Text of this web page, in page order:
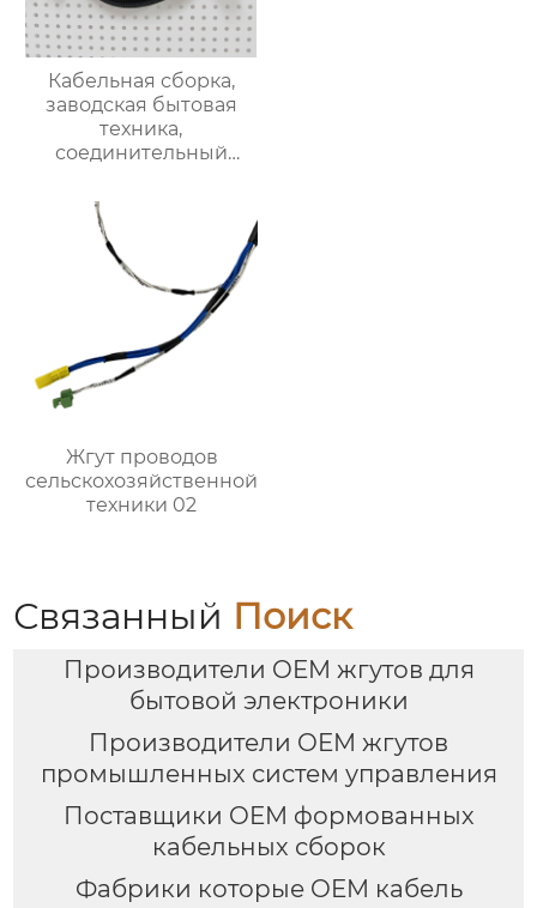
Кабельная сборка,
заводская бытовая
техника,
соединительный
управления
Жгут проводов
сельскохозяйственной
техники 02
Связанный Поиск
Производители OEM жгутов для
бытовой электроники
Производители OEM жгутов
промышленных систем управления
Поставщики OEM формованных
кабельных сборок
Фабрики которые OEM кабель